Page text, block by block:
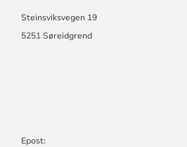
Steinsviksvegen 19
5251 Søreidgrend
Epost: